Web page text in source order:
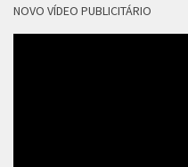
NOVO VÍDEO PUBLICITÁRIO